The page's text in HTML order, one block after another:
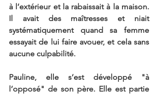
à l’extérieur et la rabaissait à la maison.
Il avait des maîtresses et niait
systématiquement quand sa femme
essayait de lui faire avouer, et cela sans
aucune culpabilité.
Pauline, elle s’est développé "à
l’opposé" de son père. Elle est partie